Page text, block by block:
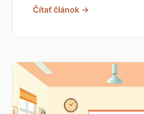
Čítať článok →